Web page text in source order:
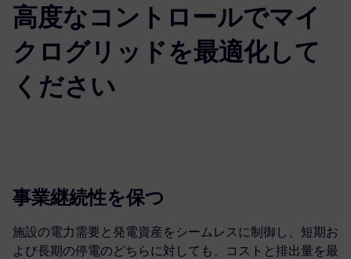
高度なコントロールでマイ
クログリッドを最適化して
ください
事業継続性を保つ
施設の電力需要と発電資産をシームレスに制御し、短期お
よび長期の停電のどちらに対しても、コストと排出量を最